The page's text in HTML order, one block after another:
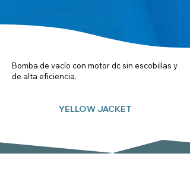
Bomba de vacío con motor dc sin escobillas y
de alta eficiencia.
YELLOW JACKET